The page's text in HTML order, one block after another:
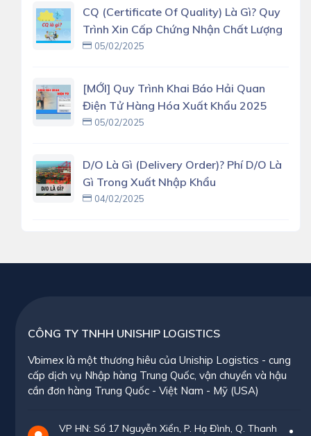
CQ (Certificate Of Quality) Là Gì? Quy
Trình Xin Cấp Chứng Nhận Chất Lượng
05/02/2025
[MỚI] Quy Trình Khai Báo Hải Quan
Điện Tử Hàng Hóa Xuất Khẩu 2025
05/02/2025
D/O Là Gì (delivery Order)? Phí D/O Là
Gì Trong Xuất Nhập Khẩu
04/02/2025
CÔNG TY TNHH UNISHIP LOGISTICS
Vbimex là một thương hiêu của Uniship Logistics - cung
cấp dịch vụ Nhập hàng Trung Quốc, vận chuyển và hậu
cần đơn hàng Trung Quốc - Việt Nam - Mỹ (USA)
VP HN: Số 17 Nguyễn Xiển, P. Hạ Đình, Q. Thanh